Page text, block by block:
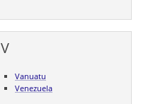
V
Vanuatu
Venezuela